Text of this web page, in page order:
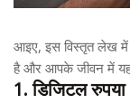
आइए, इस विस्तृत लेख में
है और आपके जीवन में यह
1. डिजिटल